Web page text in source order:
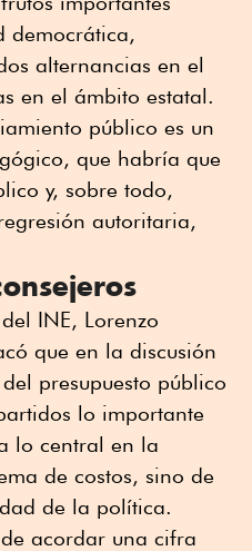
democrática,
alternancias en el
en el ámbito estatal.
público es un
que habría que
y, sobre todo,
autoritaria,
INE, Lorenzo
que en la discusión
presupuesto público
lo importante
lo central en la
de costos, sino de
de la política.
acordar una cifra